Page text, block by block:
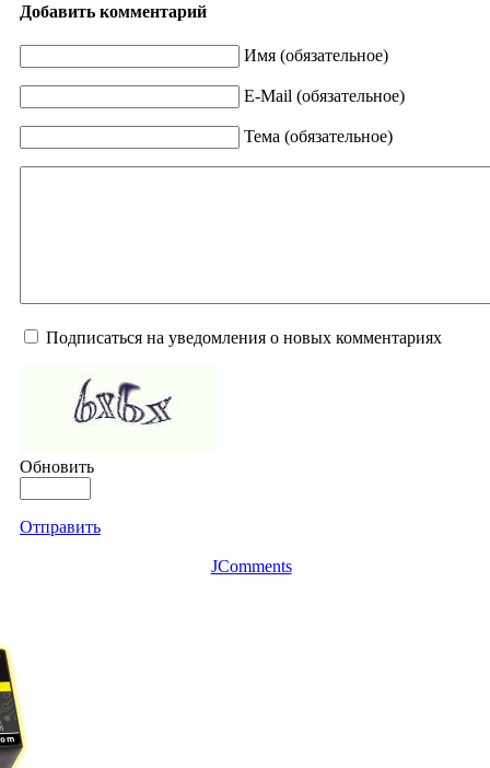
Добавить комментарий
Имя (обязательное)
E-Mail (обязательное)
Тема (обязательное)
Подписаться на уведомления о новых комментариях
Обновить
Отправить
JComments